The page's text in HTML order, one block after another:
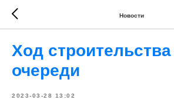
Новости
Ход строительства
очереди
2023-03-28 13:02